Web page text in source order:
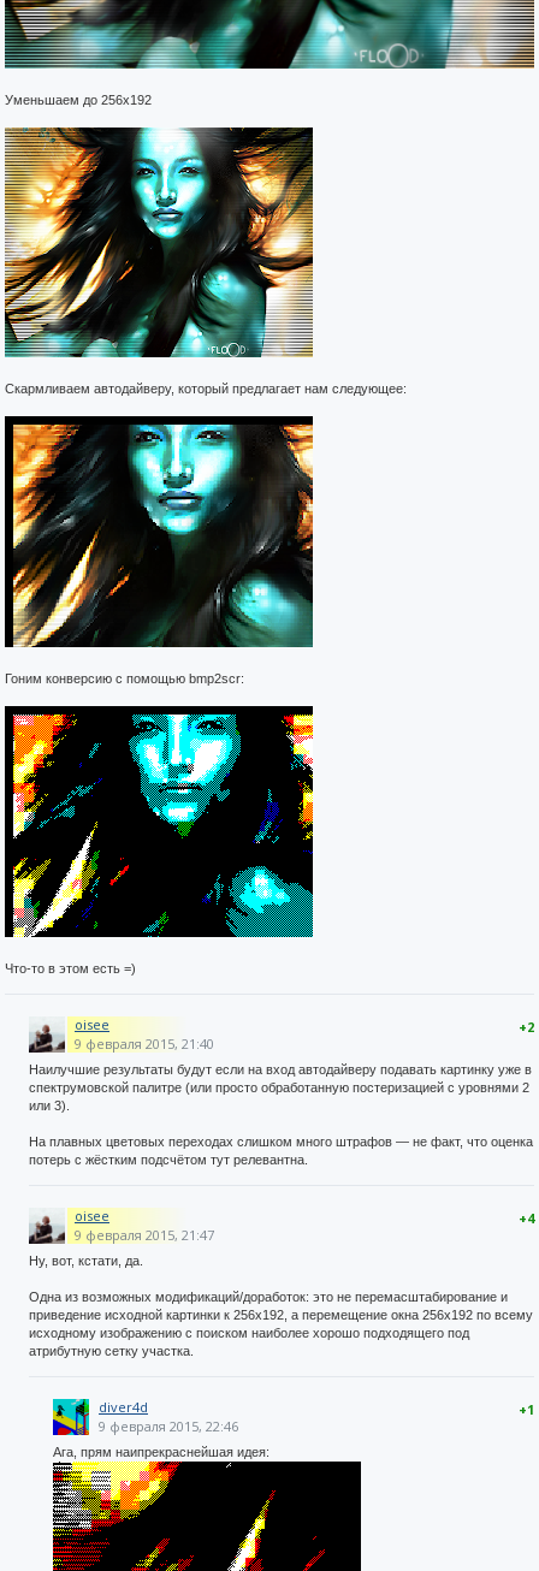
Уменьшаем до 256x192
Скармливаем автодайверу, который предлагает нам следующее:
Гоним конверсию с помощью bmp2scr:
Что-то в этом есть =)
+2
oisee
9 февраля 2015, 21:40
Наилучшие результаты будут если на вход автодайверу подавать картинку уже в
спектрумовской палитре (или просто обработанную постеризацией с уровнями 2
или 3).
На плавных цветовых переходах слишком много штрафов — не факт, что оценка
потерь с жёстким подсчётом тут релевантна.
+4
oisee
9 февраля 2015, 21:47
Ну, вот, кстати, да.
Одна из возможных модификаций/доработок: это не перемасштабирование и
приведение исходной картинки к 256x192, а перемещение окна 256x192 по всему
исходному изображению с поиском наиболее хорошо подходящего под
атрибутную сетку участка.
+1
diver4d
9 февраля 2015, 22:46
Ага, прям наипрекраснейшая идея: